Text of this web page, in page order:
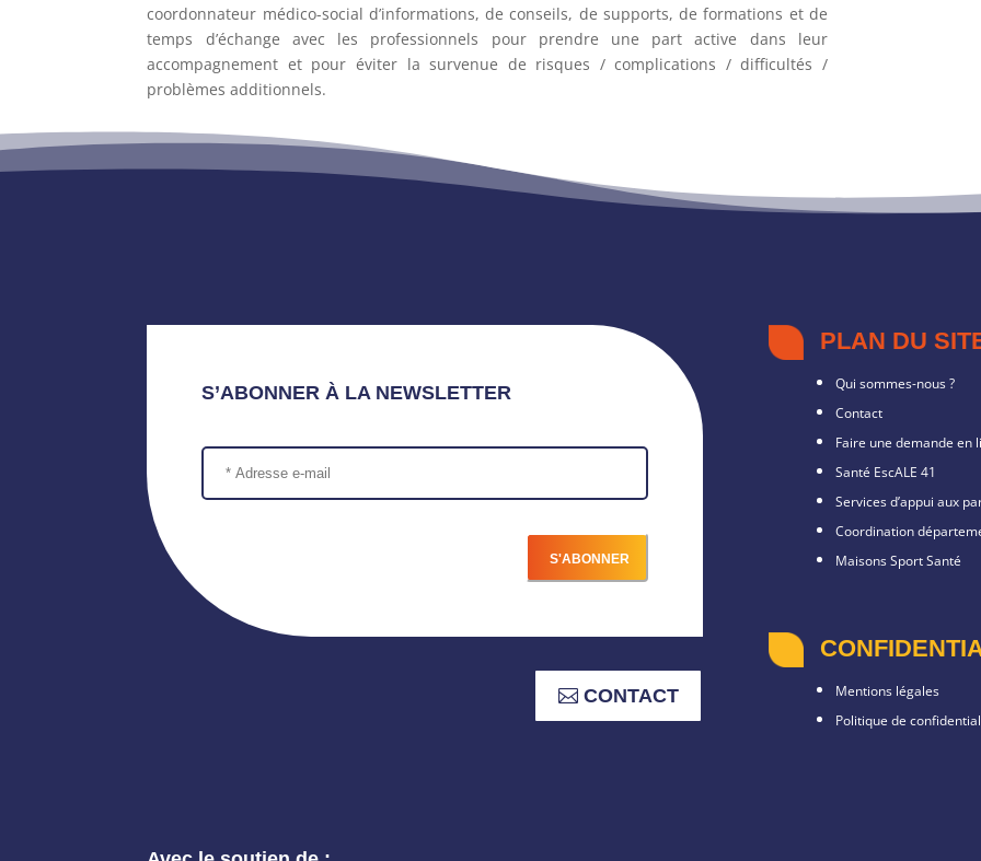
coordonnateur médico-social d’informations, de conseils, de supports, de formations et de
temps d’échange avec les professionnels pour prendre une part active dans leur
accompagnement et pour éviter la survenue de risques / complications / difficultés /
problèmes additionnels.
S’ABONNER À LA NEWSLETTER
CONTACT
PLAN DU
Qui sommes-nous ?
Contact
Faire une demande en
Santé EscALE 41
Services d’appui aux
Coordination
Maisons Sport Santé
Mentions légales
Politique de